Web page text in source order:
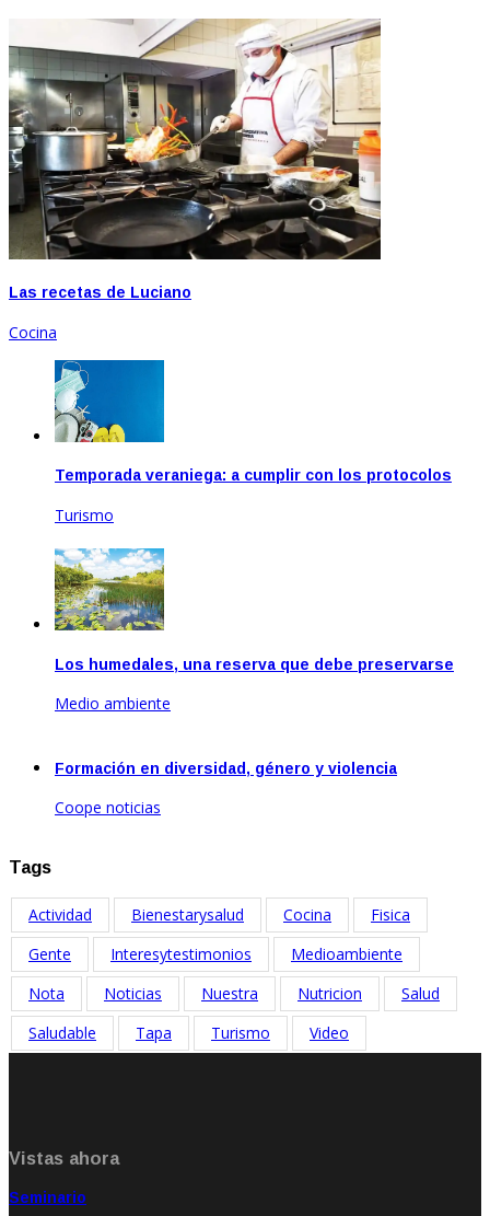
Las recetas de Luciano
Cocina
Temporada veraniega: a cumplir con los protocolos
Turismo
Los humedales, una reserva que debe preservarse
Medio ambiente
Formación en diversidad, género y violencia
Coope noticias
Tags
Actividad Bienestarysalud Cocina
Fisica
Gente
Interesytestimonios
Medioambiente
Nota
Noticias Nuestra Nutricion
Salud
Saludable
Tapa Turismo Video
Vistas ahora
Seminario